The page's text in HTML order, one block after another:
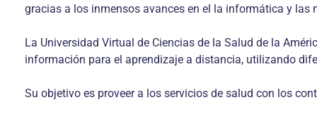
gracias a los inmensos avances en el la informática y las
La Universidad Virtual de Ciencias de la Salud de la
información para el aprendizaje a distancia, utilizando
Su objetivo es proveer a los servicios de salud con los